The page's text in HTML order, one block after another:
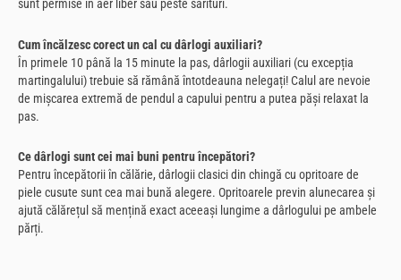
sunt permise în aer liber sau peste sărituri.
Cum încălzesc corect un cal cu dârlogi auxiliari?
În primele 10 până la 15 minute la pas, dârlogii auxiliari (cu excepția
martingalului) trebuie să rămână întotdeauna nelegați! Calul are nevoie
de mișcarea extremă de pendul a capului pentru a putea păși relaxat la
pas.
Ce dârlogi sunt cei mai buni pentru începători?
Pentru începătorii în călărie, dârlogii clasici din chingă cu opritoare de
piele cusute sunt cea mai bună alegere. Opritoarele previn alunecarea și
ajută călărețul să mențină exact aceeași lungime a dârlogului pe ambele
părți.